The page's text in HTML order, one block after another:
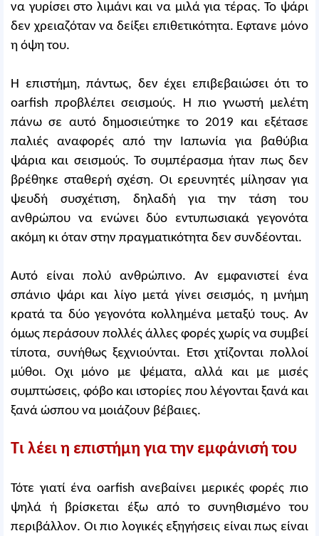
να γυρίσει στο λιμάνι και να μιλά για τέρας. Το ψάρι
δεν χρειαζόταν να δείξει επιθετικότητα. Εφτανε μόνο
η όψη του.
Η επιστήμη, πάντως, δεν έχει επιβεβαιώσει ότι το
oarfish προβλέπει σεισμούς. Η πιο γνωστή μελέτη
πάνω σε αυτό δημοσιεύτηκε το 2019 και εξέτασε
παλιές αναφορές από την Ιαπωνία για βαθύβια
ψάρια και σεισμούς. Το συμπέρασμα ήταν πως δεν
βρέθηκε σταθερή σχέση. Οι ερευνητές μίλησαν για
ψευδή συσχέτιση, δηλαδή για την τάση του
ανθρώπου να ενώνει δύο εντυπωσιακά γεγονότα
ακόμη κι όταν στην πραγματικότητα δεν συνδέονται.
Αυτό είναι πολύ ανθρώπινο. Αν εμφανιστεί ένα
σπάνιο ψάρι και λίγο μετά γίνει σεισμός, η μνήμη
κρατά τα δύο γεγονότα κολλημένα μεταξύ τους. Αν
όμως περάσουν πολλές άλλες φορές χωρίς να συμβεί
τίποτα, συνήθως ξεχνιούνται. Ετσι χτίζονται πολλοί
μύθοι. Οχι μόνο με ψέματα, αλλά και με μισές
συμπτώσεις, φόβο και ιστορίες που λέγονται ξανά και
ξανά ώσπου να μοιάζουν βέβαιες.
Τι λέει η επιστήμη για την εμφάνισή του
Τότε γιατί ένα oarfish ανεβαίνει μερικές φορές πιο
ψηλά ή βρίσκεται έξω από το συνηθισμένο του
περιβάλλον. Οι πιο λογικές εξηγήσεις είναι πως είναι